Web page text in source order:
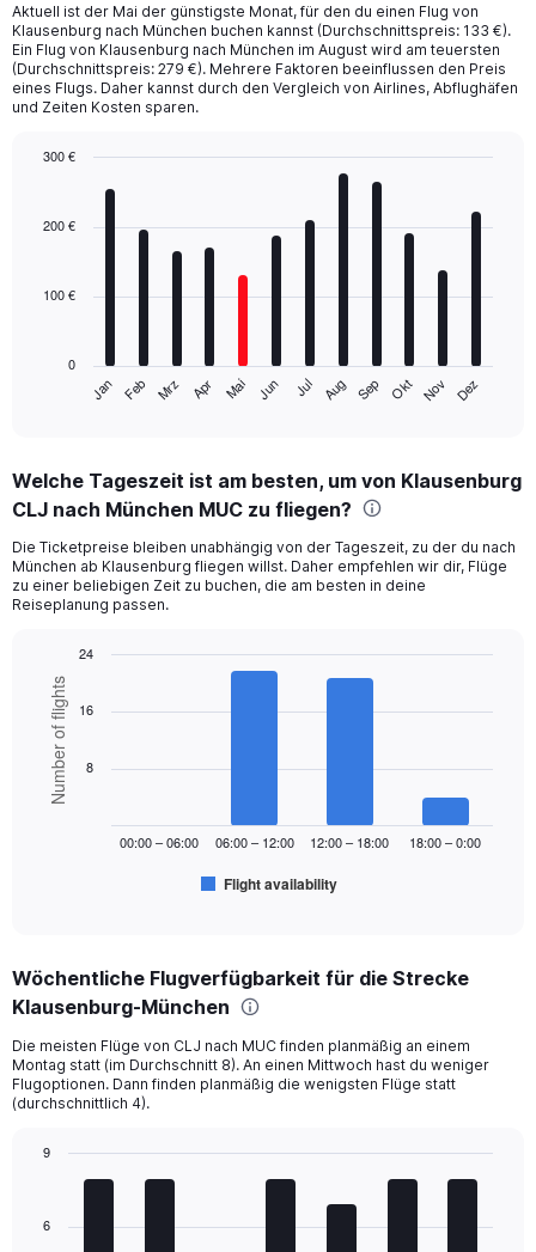
Aktuell ist der Mai der günstigste Monat, für den du einen Flug von
Klausenburg nach München buchen kannst (Durchschnittspreis: 133 €).
Ein Flug von Klausenburg nach München im August wird am teuersten
(Durchschnittspreis: 279 €). Mehrere Faktoren beeinflussen den Preis
eines Flugs. Daher kannst durch den Vergleich von Airlines, Abflughäfen
und Zeiten Kosten sparen.
with
The
Range:
12
The
chart
has
displaying
values.
Range:
300.
Jan Feb Mrz Apr Mai Jun Jul Aug Sep Okt Nov Dez
0
100 €
200 €
300 €
Welche Tageszeit ist am besten, um von Klausenburg
CLJ nach München MUC zu fliegen?
Die Ticketpreise bleiben unabhängig von der Tageszeit, zu der du nach
München ab Klausenburg fliegen willst. Daher empfehlen wir dir, Flüge
zu einer beliebigen Zeit zu buchen, die am besten in deine
Reiseplanung passen.
Bar
chart
with
bars.
The
Range:
6
The
chart
has
Y
displaying
of
Chart
graphic.
Number of flights
Flight availability
00:00 – 06:00 06:00 – 12:00 12:00 – 18:00 18:00 – 0:00
8
16
24
Wöchentliche Flugverfügbarkeit für die Strecke
Klausenburg-München
Die meisten Flüge von CLJ nach MUC finden planmäßig an einem
Montag statt (im Durchschnitt 8). An einen Mittwoch hast du weniger
Flugoptionen. Dann finden planmäßig die wenigsten Flüge statt
(durchschnittlich 4).
with
6
9